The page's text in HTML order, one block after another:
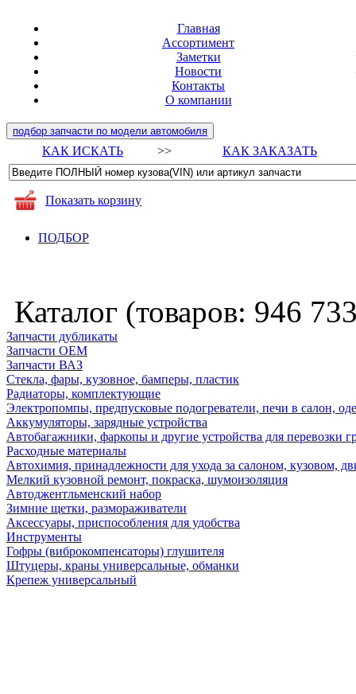
Главная
Ассортимент
Заметки
Новости
Контакты
О компании
подбор запчасти по модели автомобиля
КАК ИСКАТЬ >> КАК ЗАКАЗАТЬ
Показать корзину
ПОДБОР
Каталог (товаров: 946
Запчасти дубликаты
Запчасти ОЕМ
Запчасти ВАЗ
Стекла, фары, кузовное, бамперы, пластик
Радиаторы, комплектующие
Электропомпы, предпусковые подогреватели, печи в салон,
Аккумуляторы, зарядные устройства
Автобагажники, фаркопы и другие устройства для перевозки
Расходные материалы
Автохимия, принадлежности для ухода за салоном, кузовом,
Мелкий кузовной ремонт, покраска, шумоизоляция
Автоджентльменский набор
Зимние щетки, размораживатели
Аксессуары, приспособления для удобства
Инструменты
Гофры (виброкомпенсаторы) глушителя
Штуцеры, краны универсальные, обманки
Крепеж универсальный